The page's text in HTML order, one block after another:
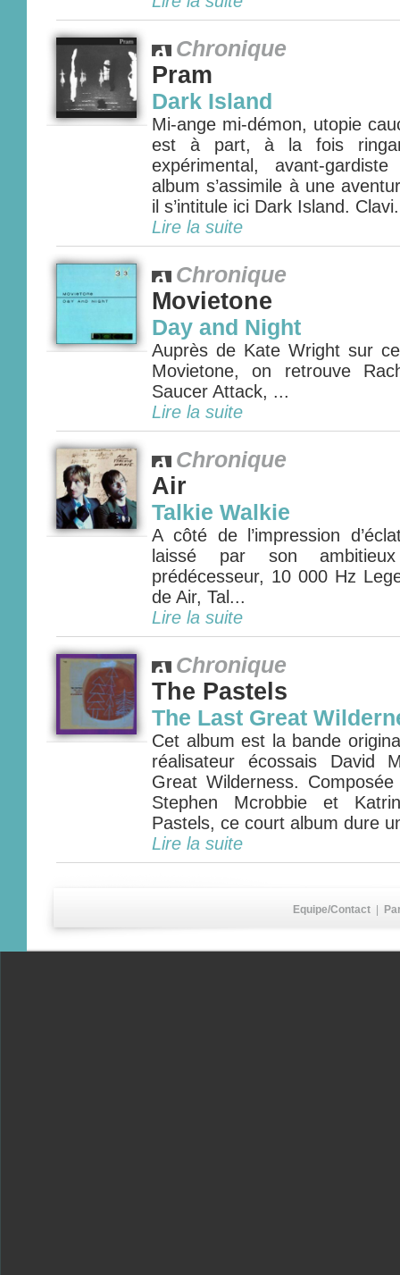
Chronique
Pram
Dark Island
Mi-ange mi-démon, utopie
est à part, à la fois
expérimental, avant-
album s’assimile à une
il s’intitule ici Dark Island.
Lire la suite
Chronique
Movietone
Day and Night
Auprès de Kate Wright sur
Movietone, on retrouve
Saucer Attack, ...
Lire la suite
Chronique
Air
Talkie Walkie
A côté de l’impression
laissé par son
prédécesseur, 10 000 Hz
de Air, Tal...
Lire la suite
Chronique
The Pastels
The Last Great
Cet album est la bande
réalisateur écossais David
Great Wilderness.
Stephen Mcrobbie et
Pastels, ce court album dure
Lire la suite
Equipe/Contact